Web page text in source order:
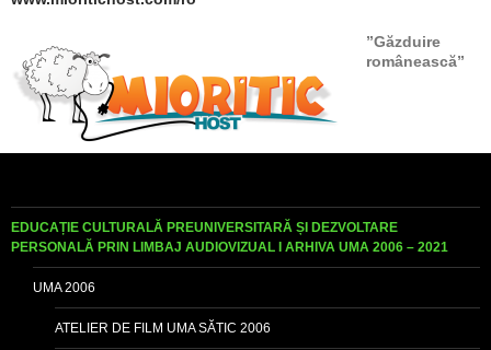
”Găzduire
românească”
EDUCAȚIE CULTURALĂ PREUNIVERSITARĂ ȘI DEZVOLTARE
PERSONALĂ PRIN LIMBAJ AUDIOVIZUAL I ARHIVA UMA 2006 – 2021
UMA 2006
ATELIER DE FILM UMA SĂTIC 2006